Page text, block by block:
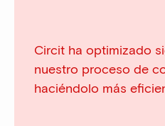
Circit ha optimizado
nuestro proceso de
haciéndolo más